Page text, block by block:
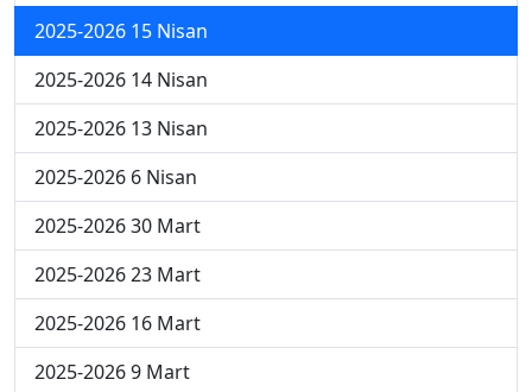
2025-2026 15 Nisan
2025-2026 14 Nisan
2025-2026 13 Nisan
2025-2026 6 Nisan
2025-2026 30 Mart
2025-2026 23 Mart
2025-2026 16 Mart
2025-2026 9 Mart